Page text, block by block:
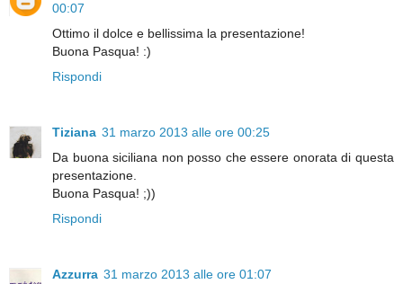
00:07
Ottimo il dolce e bellissima la presentazione!
Buona Pasqua! :)
Rispondi
Tiziana 31 marzo 2013 alle ore 00:25
Da buona siciliana non posso che essere onorata di questa
presentazione.
Buona Pasqua! ;))
Rispondi
Azzurra 31 marzo 2013 alle ore 01:07